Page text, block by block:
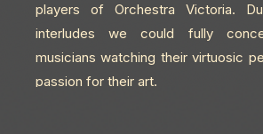
players of Orchestra Victoria.
interludes we could fully
musicians watching their virtuosic
passion for their art.